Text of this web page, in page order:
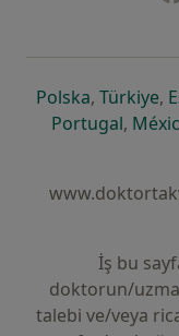
Polskayeni bir
, Türkiye,
Portugalyeni
,
İş bu
doktorun/
talebi ve/veya